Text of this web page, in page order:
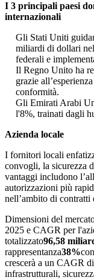
I 3 principali paesi
internazionali
Gli Stati Uniti
miliardi di dollari
federali e
Il Regno Unito ha
grazie
conformità.
Gli Emirati Arabi
l'8%, trainati dagli
Azienda locale
I fornitori locali
convogli, la sicurezza
vantaggi includono
autorizzazioni più
nell’ambito di contratti
Dimensioni del
2025 e CAGR per
totalizzato96,58
rappresentanza38%
crescerà a un CAGR di
infrastrutturali,